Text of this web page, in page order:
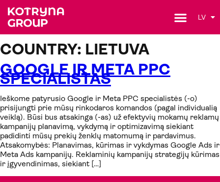
LV
COUNTRY: LIETUVA
GOOGLE IR META PPC
SPECIALISTAS
Ieškome patyrusio Google ir Meta PPC specialistės (-o)
prisijungti prie mūsų rinkodaros komandos (pagal individualią
veiklą). Būsi bus atsakinga (-as) už efektyvių mokamų reklamų
kampanijų planavimą, vykdymą ir optimizavimą siekiant
padidinti mūsų prekių ženklų matomumą ir pardavimus.
Atsakomybės: Planavimas, kūrimas ir vykdymas Google Ads ir
Meta Ads kampanijų. Reklaminių kampanijų strategijų kūrimas
ir įgyvendinimas, siekiant […]